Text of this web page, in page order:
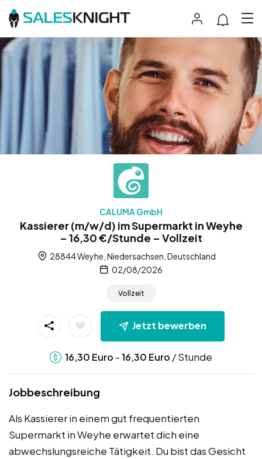
CALUMA GmbH
Kassierer (m/w/d) im Supermarkt in Weyhe
– 16,30 €/Stunde – Vollzeit
28844 Weyhe, Niedersachsen, Deutschland
02/08/2026
Vollzeit
Jetzt bewerben
16,30 Euro -16,30 Euro / Stunde
Jobbeschreibung
Als Kassierer in einem gut frequentierten
Supermarkt in Weyhe erwartet dich eine
abwechslungsreiche Tätigkeit. Du bist das Gesicht